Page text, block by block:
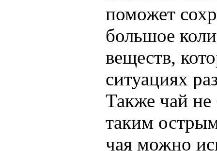
поможет
большое
веществ,
ситуациях
Также чай не
таким
чая можно